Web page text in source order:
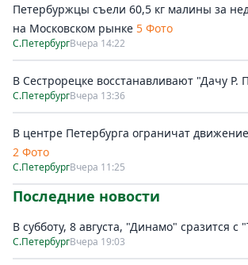
Петербуржцы съели 60,5 кг малины за
на Московском рынке 5 Фото
С.ПетербургВчера 14:22
В Сестрорецке восстанавливают "Дачу Р.
С.ПетербургВчера 13:36
В центре Петербурга ограничат
2 Фото
С.ПетербургВчера 11:25
Последние новости
В субботу, 8 августа, "Динамо" сразится с
С.ПетербургВчера 19:03